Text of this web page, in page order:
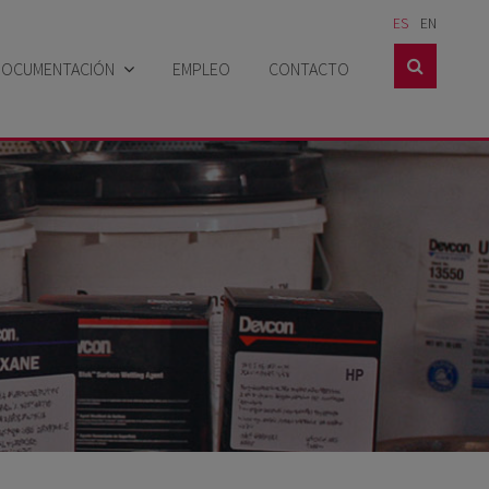
Catálogos
Hojas técnicas
de seguridad
Casos prácticos
Certificados
Noticias
EMPLEO CONTACTO
ES EN
